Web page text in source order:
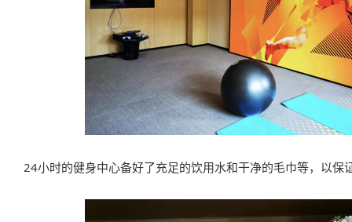
24小时的健身中心备好了充足的饮用水和干净的毛巾等，以保